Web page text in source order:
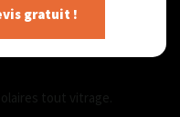
gratuit !